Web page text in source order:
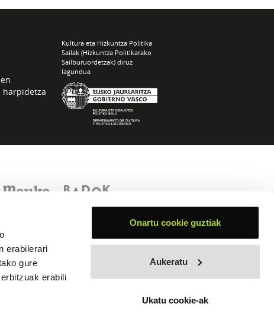
erabilerari
gure
erabili
Onartu cookie guztiak
Aukeratu
Ukatu cookie-ak
Kultura eta Hizkuntza Politika
Sailak (Hizkuntza Politikarako
Sailburuordetzak) diruz
lagundua